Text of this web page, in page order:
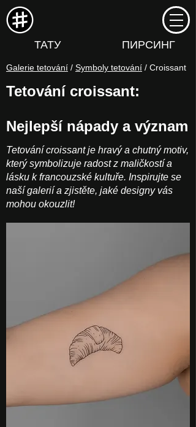
ТАТУ ПИРСИНГ
Galerie tetování / Symboly tetování / Croissant
Tetování croissant:
Nejlepší nápady a význam
Tetování croissant je hravý a chutný motiv,
který symbolizuje radost z maličkostí a
lásku k francouzské kultuře. Inspirujte se
naší galerií a zjistěte, jaké designy vás
mohou okouzlit!